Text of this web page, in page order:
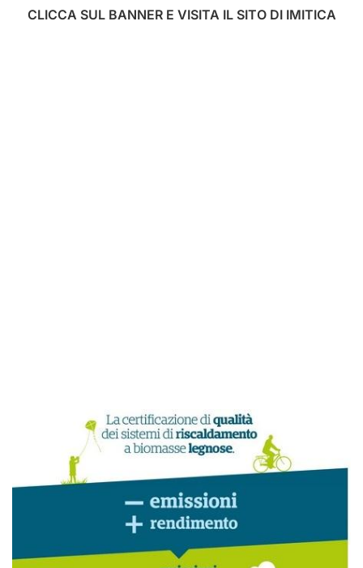
CLICCA SUL BANNER E VISITA IL SITO DI IMITICA